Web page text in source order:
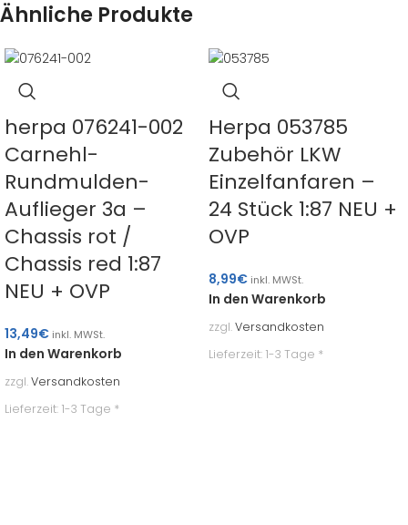
Ähnliche Produkte
herpa 076241-002
Carnehl-
Rundmulden-
Auflieger 3a –
Chassis rot /
Chassis red 1:87
NEU + OVP
13,49€ inkl. MWSt.
In den Warenkorb
zzgl.Versandkosten
Lieferzeit: 1-3 Tage *
Herpa 053785
Zubehör LKW
Einzelfanfaren –
24 Stück 1:87 NEU +
OVP
8,99€ inkl. MWSt.
In den Warenkorb
zzgl.Versandkosten
Lieferzeit: 1-3 Tage *